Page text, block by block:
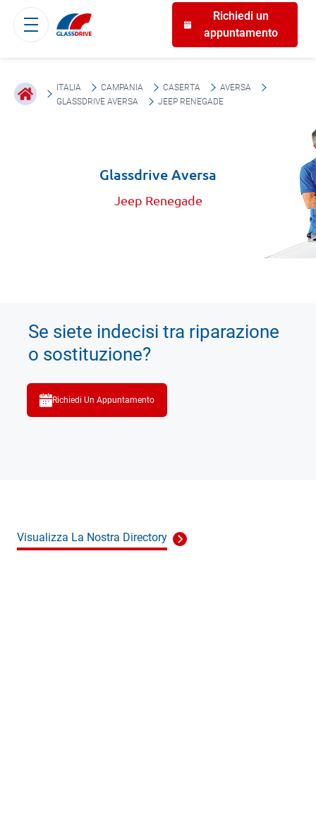
Richiedi un
appuntamento
ITALIA CAMPANIA CASERTA
AVERSA
GLASSDRIVE AVERSA
JEEP RENEGADE
Glassdrive Aversa
Jeep Renegade
Se siete indecisi tra riparazione
o sostituzione?
Richiedi Un Appuntamento
Visualizza La Nostra Directory